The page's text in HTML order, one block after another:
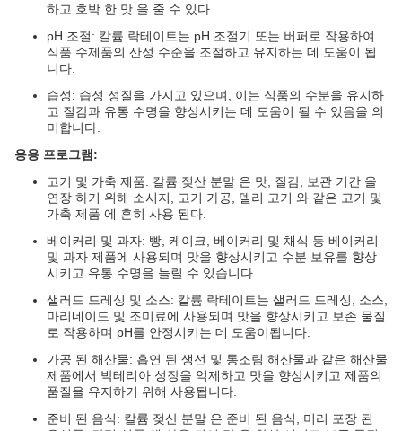
하고 호박 한 맛 을 줄 수 있다.
pH 조절: 칼륨 락테이트는 pH 조절기 또는 버퍼로 작용하여
식품 수제품의 산성 수준을 조절하고 유지하는 데 도움이 됩
니다.
습성: 습성 성질을 가지고 있으며, 이는 식품의 수분을 유지하
고 질감과 유통 수명을 향상시키는 데 도움이 될 수 있음을 의
미합니다.
응용 프로그램:
고기 및 가축 제품: 칼륨 젖산 분말 은 맛, 질감, 보관 기간 을
연장 하기 위해 소시지, 고기 가공, 델리 고기 와 같은 고기 및
가축 제품 에 흔히 사용 된다.
베이커리 및 과자: 빵, 케이크, 베이커리 및 채식 등 베이커리
및 과자 제품에 사용되며 맛을 향상시키고 수분 보유를 향상
시키고 유통 수명을 늘릴 수 있습니다.
샐러드 드레싱 및 소스: 칼륨 락테이트는 샐러드 드레싱, 소스,
마리네이드 및 조미료에 사용되며 맛을 향상시키고 보존 물질
로 작용하며 pH를 안정시키는 데 도움이됩니다.
가공 된 해산물: 흡연 된 생선 및 통조림 해산물과 같은 해산물
제품에서 박테리아 성장을 억제하고 맛을 향상시키고 제품의
품질을 유지하기 위해 사용됩니다.
준비 된 음식: 칼륨 젖산 분말 은 준비 된 음식, 미리 포장 된